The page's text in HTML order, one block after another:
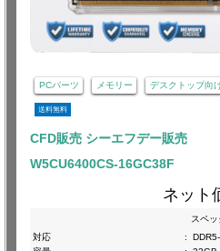
PCパーツ メモリー デスクトップ向
送料無料
CFD販売 シーエフデー販売
W5CU6400CS-16GC38F
ネット
スペッ
対応
: